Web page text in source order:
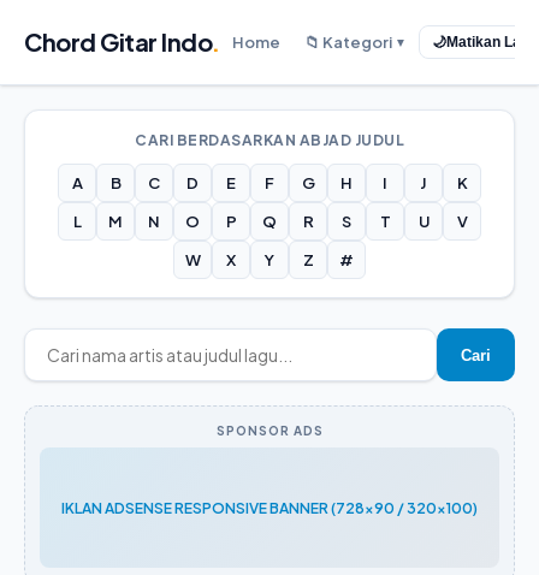
Chord Gitar Indo. Home 📁 Kategori ▼ 🌙Matikan
CARI BERDASARKAN ABJAD JUDUL
A B C D E F G H I J
K
L
M N O P Q R S T U
V
W
X Y Z #
Cari
SPONSOR ADS
IKLAN ADSENSE RESPONSIVE BANNER (728x90 / 320x100)